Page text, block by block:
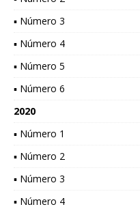
▪ Número 3
▪ Número 4
▪ Número 5
▪ Número 6
2020
▪ Número 1
▪ Número 2
▪ Número 3
▪ Número 4